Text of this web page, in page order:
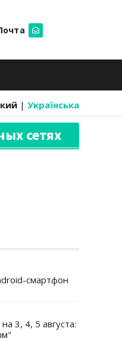
| Українська
сетях
смартфон
3, 4, 5 августа: